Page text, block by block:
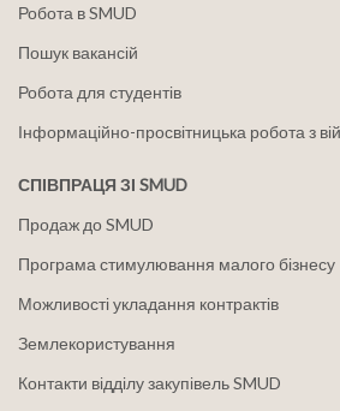
Робота в SMUD
Пошук вакансій
Робота для студентів
Інформаційно-просвітницька робота з
СПІВПРАЦЯ ЗІ SMUD
Продаж до SMUD
Програма стимулювання малого бізнесу
Можливості укладання контрактів
Землекористування
Контакти відділу закупівель SMUD